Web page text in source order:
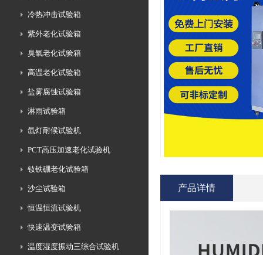
冷热冲击试验箱
紫外老化试验箱
臭氧老化试验箱
高温老化试验箱
盐雾腐蚀试验箱
淋雨试验箱
氙灯耐候试验机
PCT高压加速老化试验机
钕铁硼老化试验箱
沙尘试验箱
恒温恒流试验机
快速温变试验箱
温度湿度振动三综合试验机
产品详情